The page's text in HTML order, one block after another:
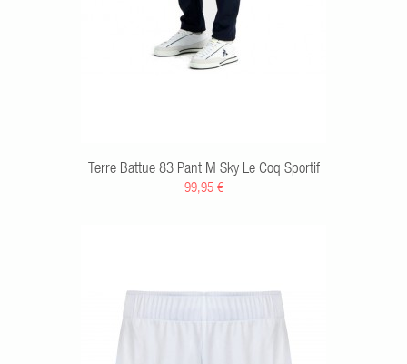
Terre Battue 83 Pant M Sky Le Coq Sportif
99,95 €